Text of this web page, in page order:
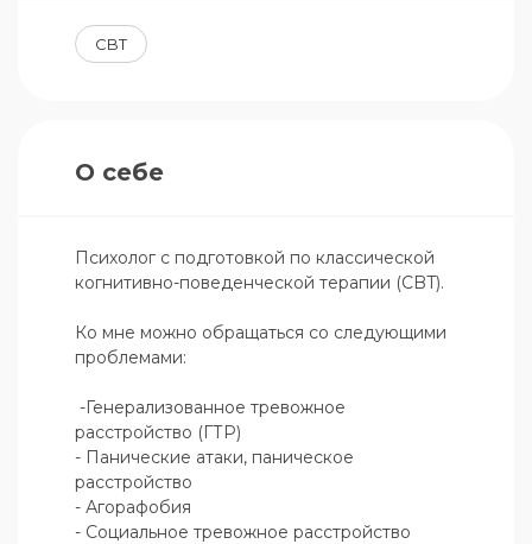
CBT
О себе
Психолог с подготовкой по классической
когнитивно-поведенческой терапии (CBT).
Ко мне можно обращаться со следующими
проблемами:
расстройство (ГТР)
- Панические атаки, паническое
расстройство
- Агорафобия
- Социальное тревожное расстройство